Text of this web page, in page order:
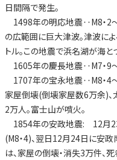
日間隔で発生。
1498年の明応地震‥M8・2～
の広範囲に巨大津波。津波に
トル。この地震で浜名湖が海と
1605年の慶長地震‥M7・9～
1707年の宝永地震‥M8・4～
家屋倒壊(倒壊家屋数6万余)、
2万人。富士山が噴火。
1854年の安政地震: 12月
(M8・4)、翌日12月24日に安
は、家屋の倒壊・消失3万件、